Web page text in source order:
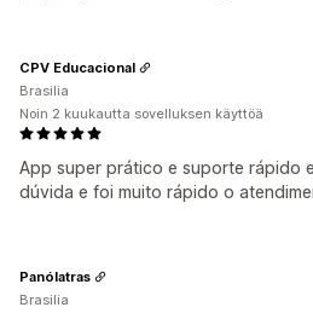
App super prático e suporte rápido
dúvida e foi muito rápido o
CPV Educacional
Brasilia
Noin 2 kuukautta sovelluksen käyttöä
Panólatras
Brasilia